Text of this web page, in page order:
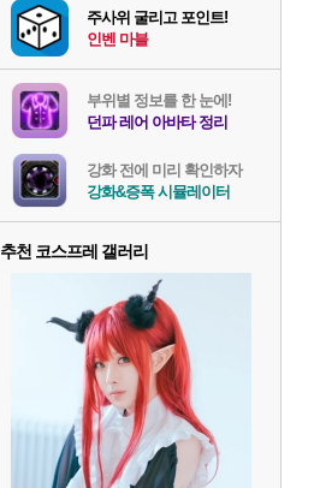
주사위 굴리고 포인트!
인벤 마블
부위별 정보를 한 눈에!
던파 레어 아바타 정리
강화 전에 미리 확인하자
강화&증폭 시뮬레이터
추천 코스프레 갤러리